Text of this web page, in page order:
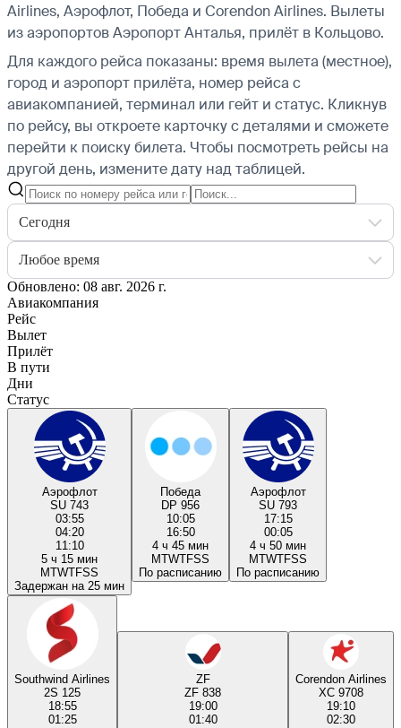
Airlines, Аэрофлот, Победа и Corendon Airlines. Вылеты
из аэропортов Аэропорт Анталья, прилёт в Кольцово.
Для каждого рейса показаны: время вылета (местное),
город и аэропорт прилёта, номер рейса с
авиакомпанией, терминал или гейт и статус. Кликнув
по рейсу, вы откроете карточку с деталями и сможете
перейти к поиску билета. Чтобы посмотреть рейсы на
другой день, измените дату над таблицей.
Сегодня
Любое время
Обновлено: 08 авг. 2026 г.
Авиакомпания
Рейс
Вылет
Прилёт
В пути
Дни
Статус
Аэрофлот
SU 743
03:55
04:20
11:10
5 ч 15 мин
MTWTFSS
Задержан на 25 мин
Победа
DP 956
10:05
16:50
4 ч 45 мин
MTWTFSS
По расписанию
Аэрофлот
SU 793
17:15
00:05
4 ч 50 мин
MTWTFSS
По расписанию
Southwind Airlines
2S 125
18:55
01:25
ZF
ZF 838
19:00
01:40
Corendon Airlines
XC 9708
19:10
02:30